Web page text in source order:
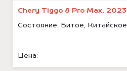
Chery Tiggo 8 Pro Max, 2023
Состояние: Битое,
Цена: